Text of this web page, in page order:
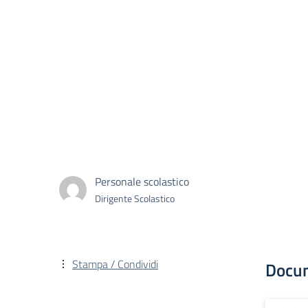
Personale scolastico
Dirigente Scolastico
Stampa / Condividi